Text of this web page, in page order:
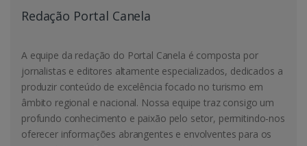
Redação Portal Canela
A equipe da redação do Portal Canela é composta por
jornalistas e editores altamente especializados, dedicados a
produzir conteúdo de excelência focado no turismo em
âmbito regional e nacional. Nossa equipe traz consigo um
profundo conhecimento e paixão pelo setor, permitindo-nos
oferecer informações abrangentes e envolventes para os